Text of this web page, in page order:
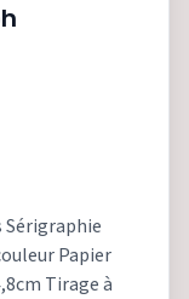
Sérigraphie
Papier
Tirage à